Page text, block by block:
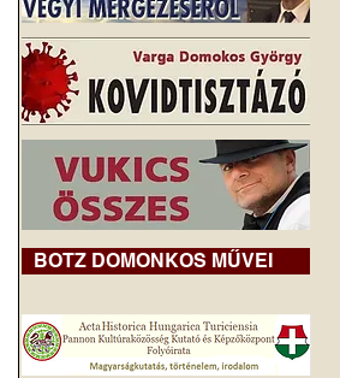
BOTZ DOMONKOS MŰVEI